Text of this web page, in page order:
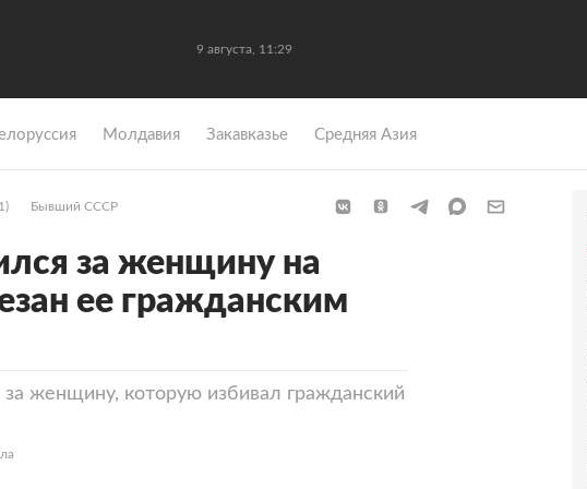
9 августа, 11:29
Молдавия Закавказье Средняя Азия
Бывший СССР
за женщину на
ее гражданским
женщину, которую избивал гражданский